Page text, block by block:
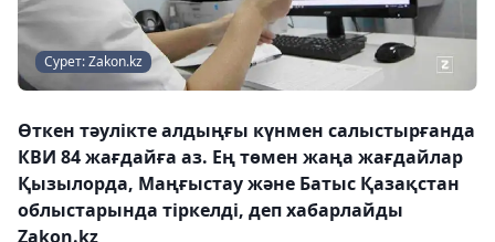
Сурет: Zakon.kz
Өткен тәулікте алдыңғы күнмен салыстырғанда
КВИ 84 жағдайға аз. Ең төмен жаңа жағдайлар
Қызылорда, Маңғыстау және Батыс Қазақстан
облыстарында тіркелді, деп хабарлайды
Zakon.kz